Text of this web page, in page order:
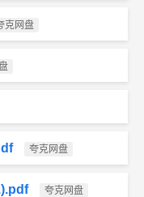
克网盘
夸克网盘
夸克网盘